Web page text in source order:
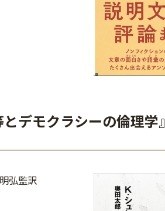
デモクラシーの倫理学』
弘監訳